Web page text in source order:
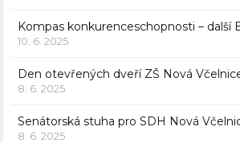
Kompas konkurenceschopnosti – další
10. 6. 2025
Den otevřených dveří ZŠ Nová
8. 6. 2025
Senátorská stuha pro SDH Nová
8. 6. 2025